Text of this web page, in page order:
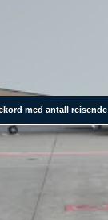
med antall reisende